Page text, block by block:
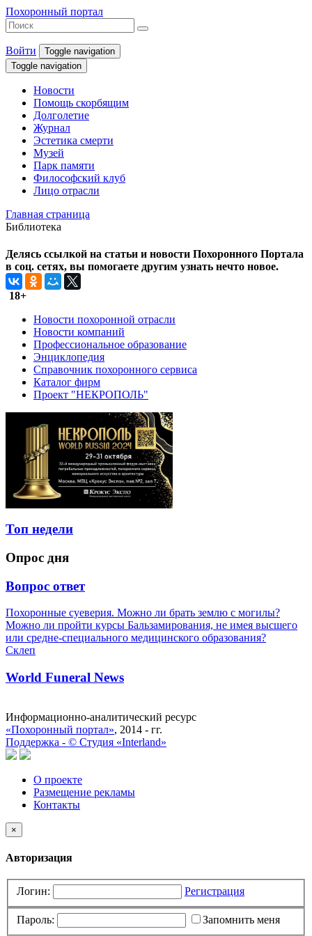
Похоронный портал
Войти
Toggle navigation
Toggle navigation
Новости
Помощь скорбящим
Долголетие
Журнал
Эстетика смерти
Музей
Парк памяти
Философский клуб
Лицо отрасли
Главная страница
Библиотека
Делясь ссылкой на статьи и новости Похоронного Портала
в соц. сетях, вы помогаете другим узнать нечто новое.
18+
Новости похоронной отрасли
Новости компаний
Профессиональное образование
Энциклопедия
Справочник похоронного сервиса
Каталог фирм
Проект "НЕКРОПОЛЬ"
Топ недели
Опрос дня
Вопрос ответ
Похоронные суеверия. Можно ли брать землю с могилы?
Можно ли пройти курсы Бальзамирования, не имея высшего
или средне-специального медицинского образования?
Склеп
World Funeral News
Информационно-аналитический ресурс
«Похоронный портал», 2014 - гг.
Поддержка - © Cтудия «Interland»
О проекте
Размещение рекламы
Контакты
×
Авторизация
Логин: Регистрация
Пароль: Запомнить меня